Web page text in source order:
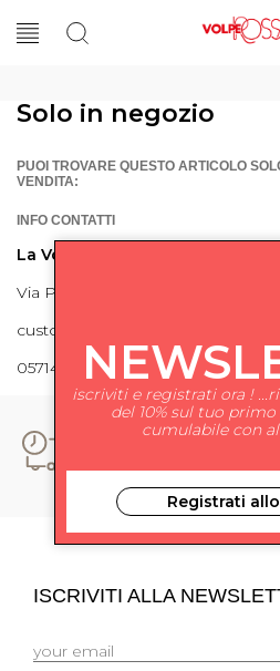
Solo in negozio
PUOI TROVARE QUESTO ARTICOLO
VENDITA:
INFO CONTATTI
La Volpe Rossa
Via Piave 27 56024 Ponte a Egola
customercare@lavolperossa.it
0571498228
ISCRIVITI ALLA
iscriviti e registrati ora !
del 10% sul tuo
cumulabile con
Registrati